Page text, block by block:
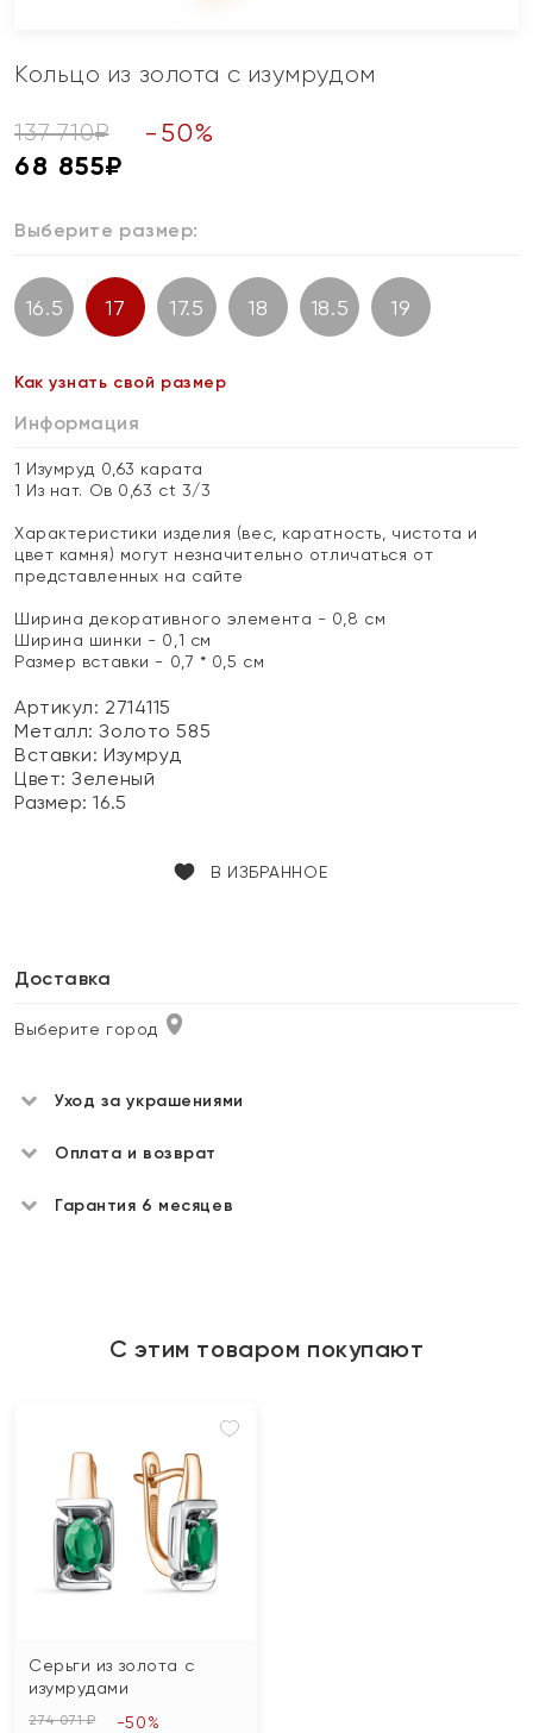
Кольцо из золота с изумрудом
137 710₽ - 50%
68 855₽
Выберите размер:
16.5 17 17.5 18 18.5 19
Как узнать свой размер
Информация
1 Изумруд 0,63 карата
1 Из нат. Ов 0,63 ct 3/3
Характеристики изделия (вес, каратность, чистота и
цвет камня) могут незначительно отличаться от
представленных на сайте
Ширина декоративного элемента - 0,8 см
Ширина шинки - 0,1 см
Размер вставки - 0,7 * 0,5 см
Артикул: 2714115
Металл:Золото 585
Вставки:Изумруд
Цвет:Зеленый
Размер:16.5
В ИЗБРАННОЕ
Доставка
Выберите город
Уход за украшениями
Оплата и возврат
Гарантия 6 месяцев
С этим товаром покупают
Серьги из золота с
изумрудами
274 071 ₽ -50%